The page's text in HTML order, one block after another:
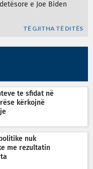
e Joe Biden
TË GJITHA TË DITËS
te sfidat në
kërkojnë
nuk
me rezultatin